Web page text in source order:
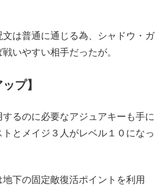
は普通に通じる為、シャドウ・ガ
いやすい相手だったが。
プ】
るのに必要なアジュアキーも手に
とメイジ３人がレベル１０になっ
下の固定敵復活ポイントを利用